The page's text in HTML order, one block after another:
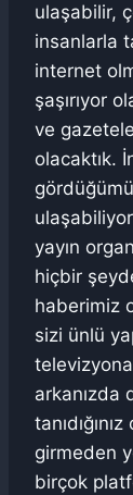
ulaşabilir,
insanlarla
internet
şaşırıyor
ve
olacaktık.
yayın
hiçbir
haberimiz
sizi ünlü
arkanızda
girmeden
birçok